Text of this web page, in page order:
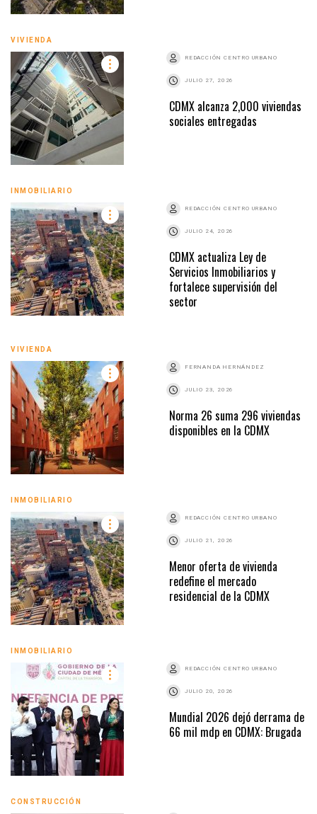
VIVIENDA
REDACCIÓN CENTRO URBANO
JULIO 27, 2026
CDMX alcanza 2,000 viviendas
sociales entregadas
INMOBILIARIO
REDACCIÓN CENTRO URBANO
JULIO 24, 2026
CDMX actualiza Ley de
Servicios Inmobiliarios y
fortalece supervisión del
sector
VIVIENDA
FERNANDA HERNÁNDEZ
JULIO 23, 2026
Norma 26 suma 296 viviendas
disponibles en la CDMX
INMOBILIARIO
REDACCIÓN CENTRO URBANO
JULIO 21, 2026
Menor oferta de vivienda
redefine el mercado
residencial de la CDMX
INMOBILIARIO
REDACCIÓN CENTRO URBANO
JULIO 20, 2026
Mundial 2026 dejó derrama de
66 mil mdp en CDMX: Brugada
CONSTRUCCIÓN